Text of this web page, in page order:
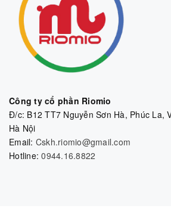
Công ty cổ phần Riomio
Đ/c: B12 TT7 Nguyễn Sơn Hà, Phúc La,
Hà Nội
Email: Cskh.riomio@gmail.com
Hotline:0944.16.8822